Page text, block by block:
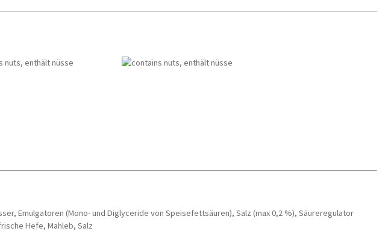
Emulgatoren (Mono- und Diglyceride von Speisefettsäuren), Salz (max 0,2 %), Säureregulator
Hefe, Mahleb, Salz